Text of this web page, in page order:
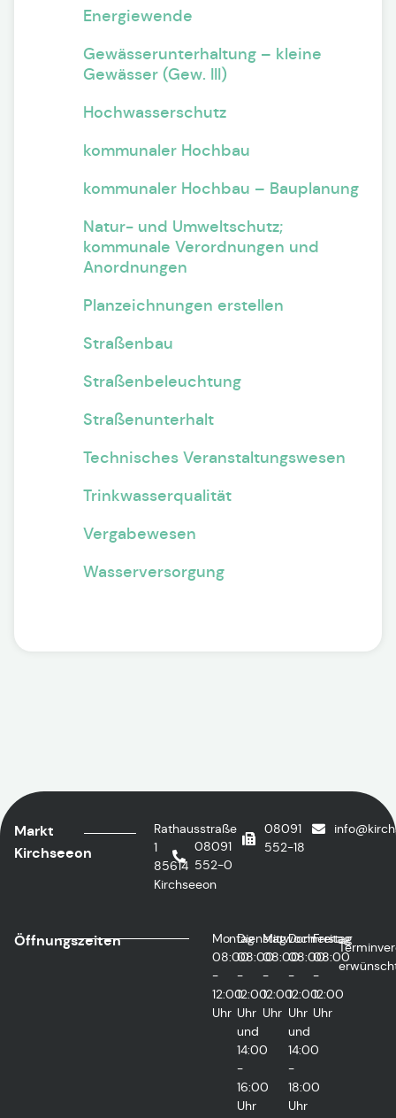
Energiewende
Gewässerunterhaltung – kleine
Gewässer (Gew. III)
Hochwasserschutz
kommunaler Hochbau
kommunaler Hochbau – Bauplanung
Natur- und Umweltschutz;
kommunale Verordnungen und
Anordnungen
Planzeichnungen erstellen
Straßenbau
Straßenbeleuchtung
Straßenunterhalt
Technisches Veranstaltungswesen
Trinkwasserqualität
Vergabewesen
Wasserversorgung
Markt
Kirchseeon
Rathausstraße
1
85614
Kirchseeon
08091
552-0
08091
552-18
Öffnungszeiten
Montag
08:00
-
12:00
Uhr
Dienstag
08:00
-
12:00
Uhr
und
14:00
-
16:00
Uhr
Mittwoch
08:00
-
12:00
Uhr
Donnerstag
08:00
-
12:00
Uhr
und
14:00
-
18:00
Uhr
Freitag
08:00
-
12:00
Uhr